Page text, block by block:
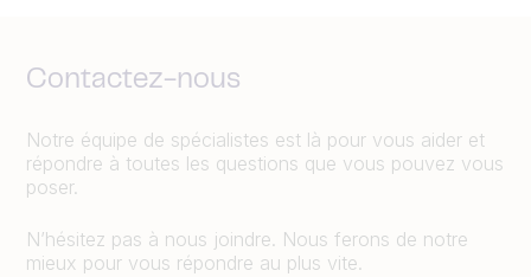
Contactez-nous
Notre équipe de spécialistes est là pour vous aider et
répondre à toutes les questions que vous pouvez vous
poser.
N’hésitez pas à nous joindre. Nous ferons de notre
mieux pour vous répondre au plus vite.